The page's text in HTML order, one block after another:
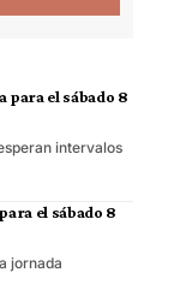
para el sábado 8
intervalos
el sábado 8
jornada